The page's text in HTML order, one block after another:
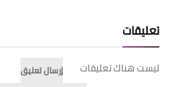
تعليقات
ليست هناك تعليقات
إرسال تعليق